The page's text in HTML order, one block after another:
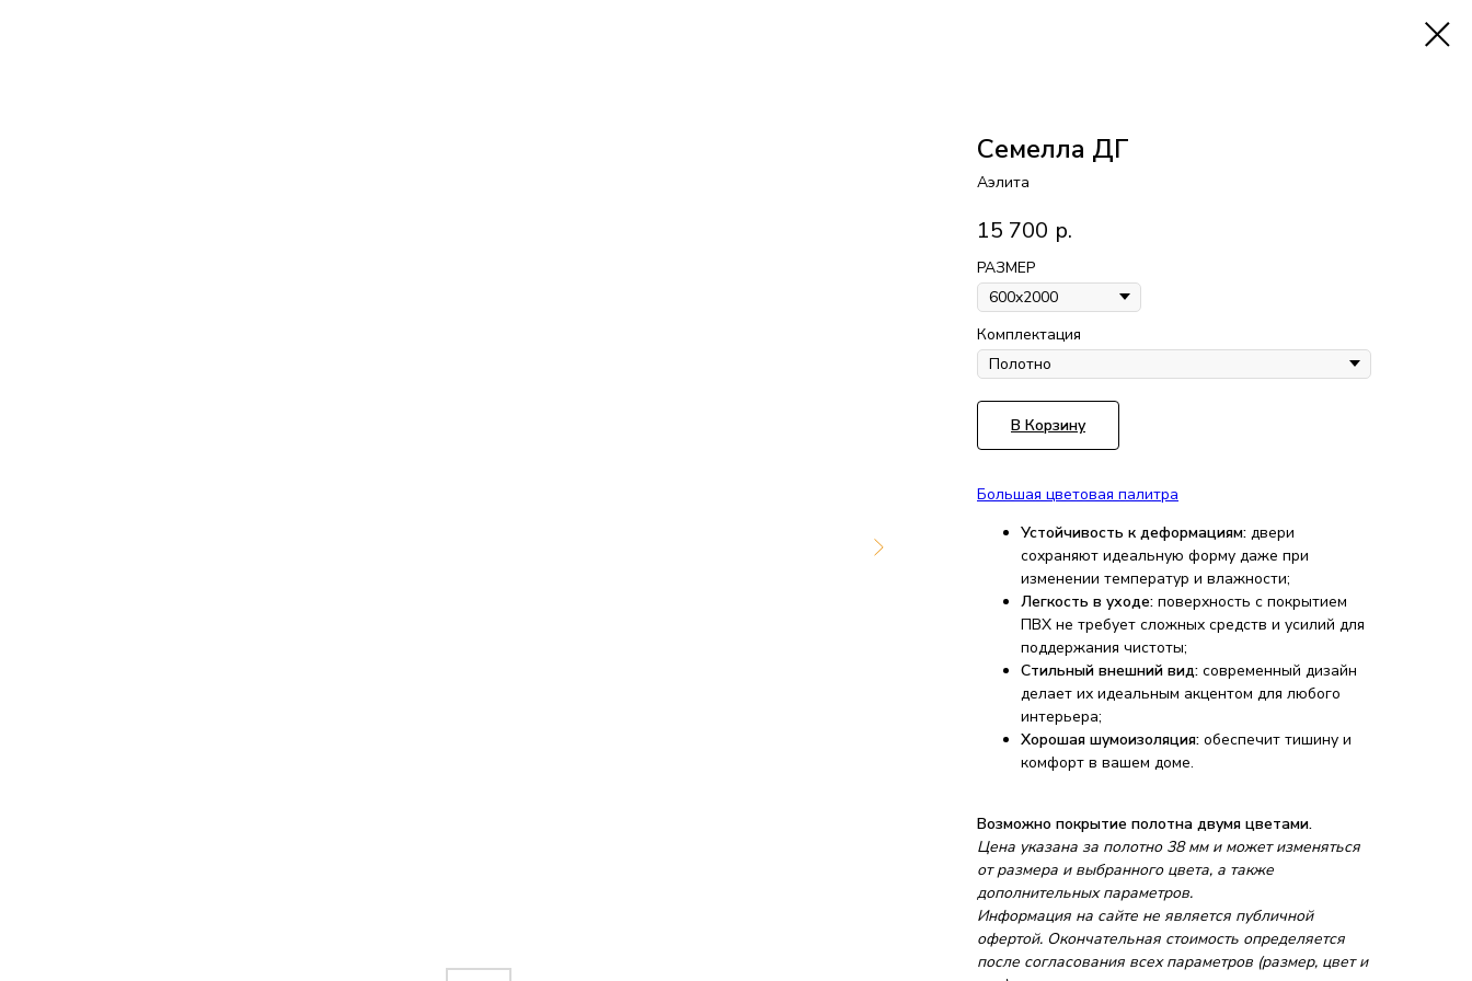
Семелла ДГ
Аэлита
15 700 р.
РАЗМЕР
Комплектация
В Корзину
Большая цветовая палитра
Устойчивость к деформациям: двери
сохраняют идеальную форму даже при
изменении температур и влажности;
Легкость в уходе: поверхность с покрытием
ПВХ не требует сложных средств и усилий для
поддержания чистоты;
Стильный внешний вид: современный дизайн
делает их идеальным акцентом для любого
интерьера;
Хорошая шумоизоляция: обеспечит тишину и
комфорт в вашем доме.
Возможно покрытие полотна двумя цветами.
Цена указана за полотно 38 мм и может изменяться
от размера и выбранного цвета, а также
дополнительных параметров.
Информация на сайте не является публичной
офертой. Окончательная стоимость определяется
после согласования всех параметров (размер, цвет и